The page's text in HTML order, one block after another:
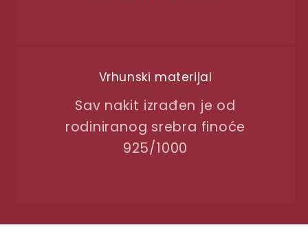
Vrhunski materijal
Sav nakit izrađen je od
rodiniranog srebra finoće
925/1000